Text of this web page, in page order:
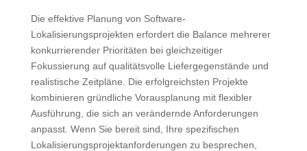
Die effektive Planung von Software-
Lokalisierungsprojekten erfordert die Balance mehrerer
konkurrierender Prioritäten bei gleichzeitiger
Fokussierung auf qualitätsvolle Liefergegenstände und
realistische Zeitpläne. Die erfolgreichsten Projekte
kombinieren gründliche Vorausplanung mit flexibler
Ausführung, die sich an verändernde Anforderungen
anpasst. Wenn Sie bereit sind, Ihre spezifischen
Lokalisierungsprojektanforderungen zu besprechen,